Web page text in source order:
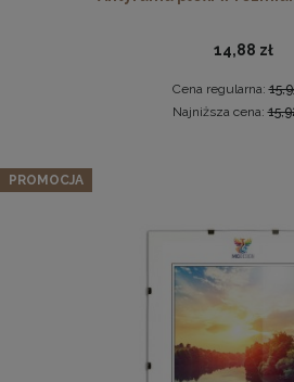
10,19 zł
DO KOSZYKA
Zestaw 10 szt. ramek na zdjęcia
106,39 zł
Cena regularna:
Najniższa cena:
DO KOSZYKA
14,88 zł
Cena regularna:
Najniższa cena:
PROMOCJA